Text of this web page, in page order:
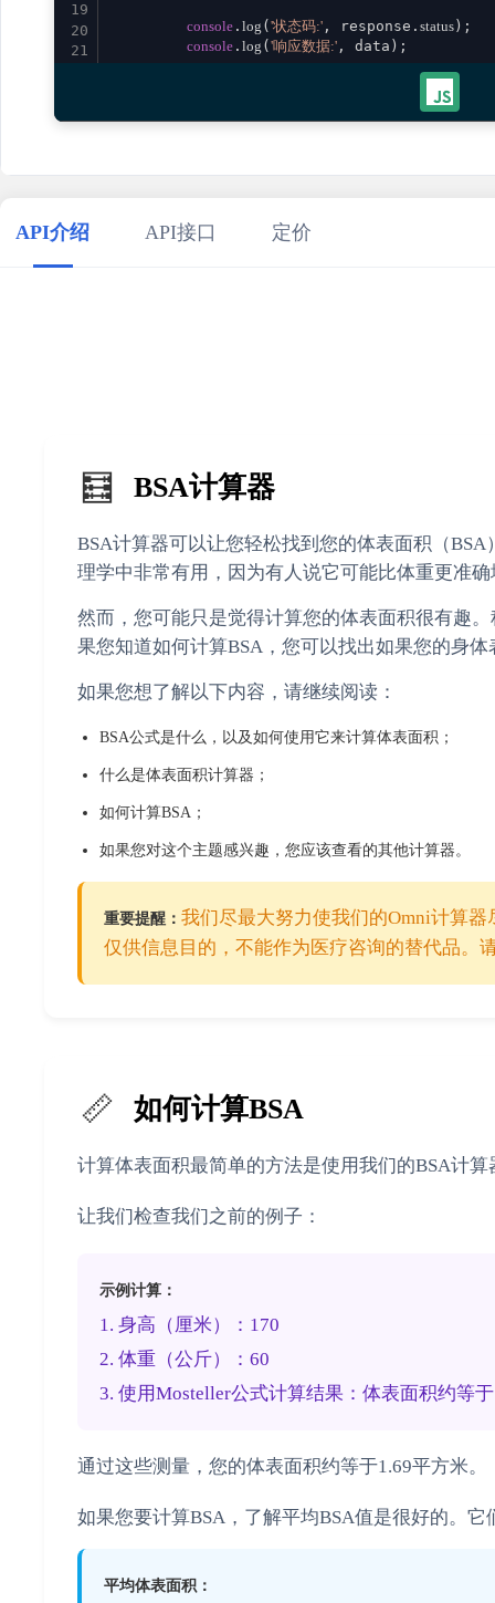
19
20
21
30
32
console . log ( '状态码:' , response. status );
console . log ( '响应数据:' , data);
console.error('请求失败:', error);
// 使用示例
calculatorBsa ()
API介绍 API接口 定价
🧮 BSA计算器
BSA计算器可以让您轻松找到您的体表面积（
理学中非常有用，因为有人说它可能比体重更准
然而，您可能只是觉得计算您的体表面积很有趣
果您知道如何计算BSA，您可以找出如果您的身
如果您想了解以下内容，请继续阅读：
BSA公式是什么，以及如何使用它来计算体表面积；
什么是体表面积计算器；
如何计算BSA；
如果您对这个主题感兴趣，您应该查看的其他计算器。
重要提醒： 我们尽最大努力使我们的Omni计算
仅供信息目的，不能作为医疗咨询的替代品。
📏 如何计算BSA
计算体表面积最简单的方法是使用我们的BSA计
让我们检查我们之前的例子：
示例计算：
1. 身高（厘米）：170
2. 体重（公斤）：60
3. 使用Mosteller公式计算结果：体表面积约等
通过这些测量，您的体表面积约等于1.69平方米。
如果您要计算BSA，了解平均BSA值是很好的。
平均体表面积：